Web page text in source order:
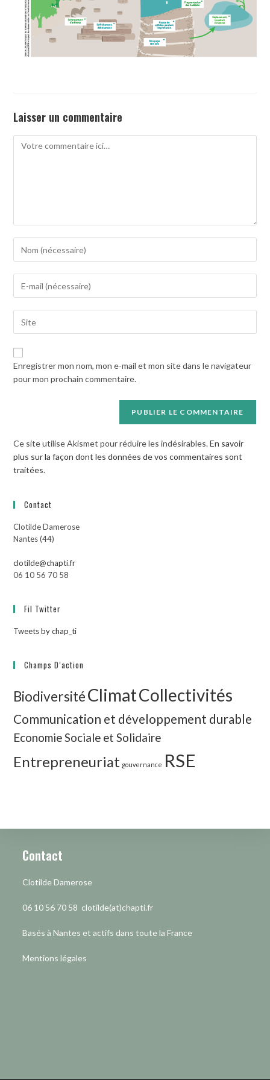
Laisser un commentaire
Comment
username
to
comment
address
to
comment
votre
site
(facultatif)
Enregistrer mon nom, mon e-mail et mon site dans le navigateur
pour mon prochain commentaire.
Ce site utilise Akismet pour réduire les indésirables.En savoir
plus sur la façon dont les données de vos commentaires sont
traitées.
Contact
Clotilde Damerose
Nantes (44)
clotilde@chapti.fr
06 10 56 70 58
Fil Twitter
Tweets by chap_ti
Champs D’action
BiodiversitéClimatCollectivités
Communication et développement durable
Economie Sociale et Solidaire
Entrepreneuriat gouvernance RSE
Contact
Clotilde Damerose
06 10 56 70 58 clotilde(at)chapti.fr
Basés à Nantes et actifs dans toute la France
Mentions légales